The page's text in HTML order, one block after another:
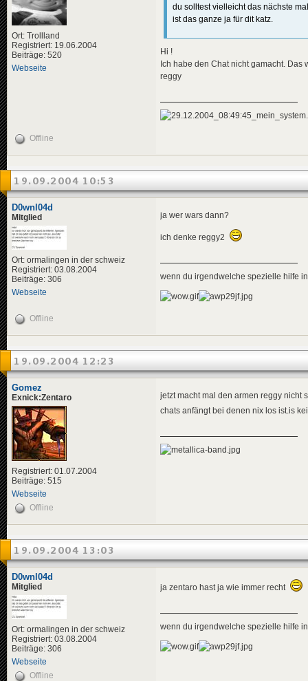
Ort: Trollland
Registriert: 19.06.2004
Beiträge: 520
Webseite
du solltest vielleicht das nächste
ist das ganze ja für dit katz.
Hi !
Ich habe den Chat nicht gamacht. Das
reggy
Offline
19.09.2004 10:53
D0wnl04d
Mitglied
Ort: ormalingen in der schweiz
Registriert: 03.08.2004
Beiträge: 306
Webseite
ja wer wars dann?
ich denke reggy2
wenn du irgendwelche spezielle hilfe
Offline
19.09.2004 12:23
Gomez
Exnick:Zentaro
Registriert: 01.07.2004
Beiträge: 515
Webseite
jetzt macht mal den armen reggy nicht
chats anfängt bei denen nix los ist.is
Offline
19.09.2004 13:03
D0wnl04d
Mitglied
Ort: ormalingen in der schweiz
Registriert: 03.08.2004
Beiträge: 306
Webseite
ja zentaro hast ja wie immer recht
wenn du irgendwelche spezielle hilfe
Offline